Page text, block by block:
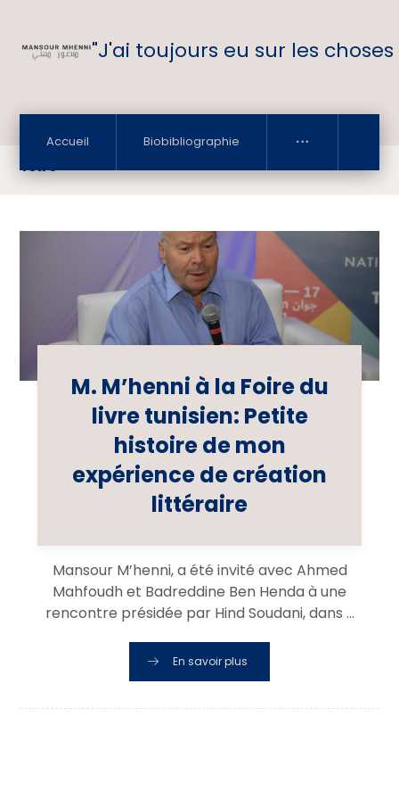
"J'ai toujours eu sur les
Accueil Biobibliographie
foire
M. M’henni à la Foire du
livre tunisien: Petite
histoire de mon
expérience de création
littéraire
Mansour M’henni, a été invité avec Ahmed
Mahfoudh et Badreddine Ben Henda à une
rencontre présidée par Hind Soudani, dans ...
En savoir plus